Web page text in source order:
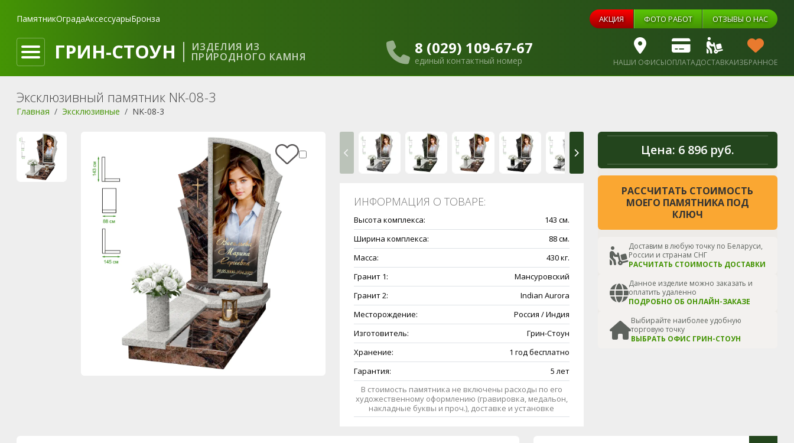
ПамятникОградаАксессуарыБронза АКЦИЯ ФОТО РАБОТ ОТЗЫВЫ О НАС
ГРИН-СТОУН ИЗДЕЛИЯ ИЗ
ПРИРОДНОГО КАМНЯ 8 (029) 109-67-67
единый контактный номер НАШИ ОФИСЫОПЛАТАДОСТАВКАИЗБРАННОЕ
Эксклюзивный памятник NK-08-3
Главная Эксклюзивные NK-08-3
Цена: 6 896 руб.
РАССЧИТАТЬ СТОИМОСТЬ
МОЕГО ПАМЯТНИКА ПОД
КЛЮЧ
Доставим в любую точку по Беларуси,
России и странам СНГ
РАСЧИТАТЬ СТОИМОСТЬ ДОСТАВКИ
Данное изделие можно заказать и
оплатить удаленно
ПОДРОБНО ОБ ОНЛАЙН-ЗАКАЗЕ
Выбирайте наиболее удобную
торговую точку
ВЫБРАТЬ ОФИС ГРИН-СТОУН
ИНФОРМАЦИЯ О ТОВАРЕ:
Высота комплекса:
143 см.
Ширина комплекса:
88 см.
Масса:
430 кг.
Гранит 1:
Мансуровский
Гранит 2:
Indian Aurora
Месторождение:
Россия / Индия
Изготовитель:
Грин-Стоун
Хранение:
1 год бесплатно
Гарантия:
5 лет
В стоимость памятника не включены расходы по его
художественному оформлению (гравировка, медальон,
накладные буквы и проч.), доставке и установке